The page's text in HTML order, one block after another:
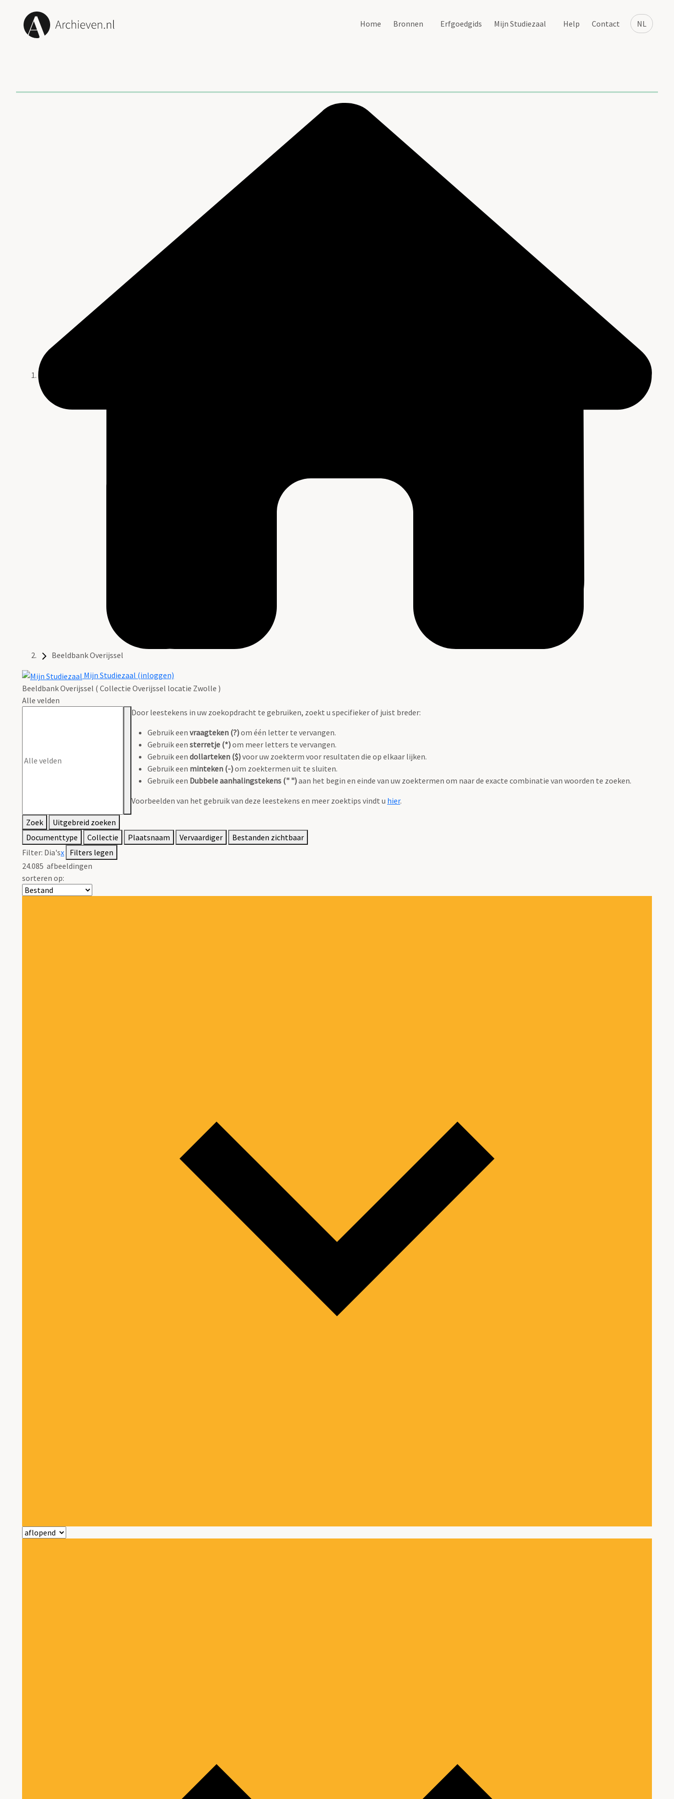
NL
Home Bronnen Erfgoedgids Mijn Studiezaal Help Contact
Beeldbank Overijssel
Mijn Studiezaal (inloggen)
Beeldbank Overijssel ( Collectie Overijssel locatie Zwolle )
Alle velden
Door leestekens in uw zoekopdracht te gebruiken, zoekt u specifieker of juist breder:
Gebruik een vraagteken (?)om één letter te vervangen.
Gebruik een sterretje (*)om meer letters te vervangen.
Gebruik een dollarteken ($)voor uw zoekterm voor resultaten die op elkaar lijken.
Gebruik een minteken (-)om zoektermen uit te sluiten.
Gebruik een Dubbele aanhalingstekens (" ")aan het begin en einde van uw zoektermen om naar de exacte combinatie van woorden te zoeken.
Voorbeelden van het gebruik van deze leestekens en meer zoektips vindt u hier.
Zoek
Uitgebreid zoeken
Documenttype
Collectie Plaatsnaam Vervaardiger
Bestanden zichtbaar
Filter: Dia'sx Filters legen
24.085 afbeeldingen
sorteren op: